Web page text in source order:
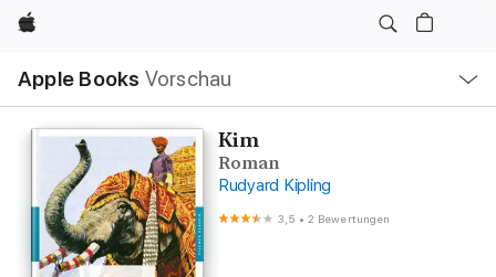
Apple
Apple Books Vorschau
Navigation
Menü
öffnen
Kim
Roman
Rudyard Kipling
3,5 •2 Bewertungen